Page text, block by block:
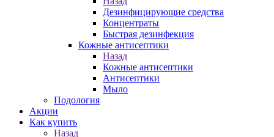
Дезинфицирующие средства
Концентраты
Быстрая дезинфекция
Кожные антисептики
Назад
Кожные антисептики
Антисептики
Мыло
Подология
Акции
Как купить
Назад